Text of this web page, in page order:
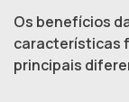
Os benefícios
características
principais